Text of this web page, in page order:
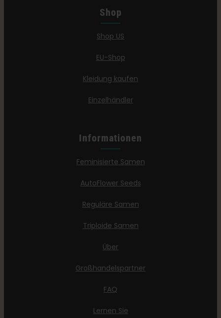
Shop
Shop US
EU-Shop
Kleidung kaufen
Einzelhändler
Informationen
Feminisierte Samen
AutoFlower Seeds
Reguläre Samen
Triploide Samen
Über
Großhandelspartner
FAQ
Lernen Sie